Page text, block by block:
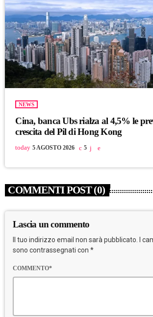
NEWS
Cina, banca Ubs rialza al 4,5% le
crescita del Pil di Hong Kong
today 5 AGOSTO 2026 5
COMMENTI POST (0)
Lascia un commento
Il tuo indirizzo email non sarà pubblicato. I
sono contrassegnati con *
COMMENTO*